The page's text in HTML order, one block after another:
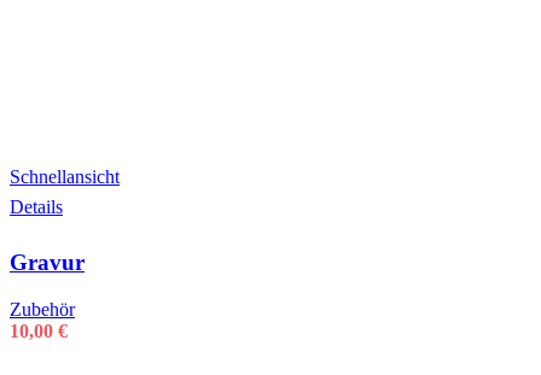
Schnellansicht
Details
Gravur
Zubehör
10,00 €